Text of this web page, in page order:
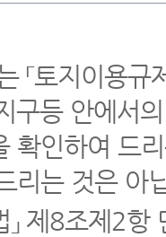
「토지이용
구등 안에서
확인하여 드
리는 것은 아
」 제8조제2